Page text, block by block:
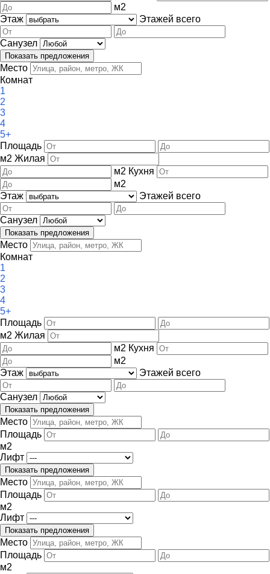
м2
Этаж
Этажей всего
Санузел
Место
Комнат
1
2
3
4
5+
Площадь
м2 Жилая
м2 Кухня
м2
Этаж
Этажей всего
Санузел
Место
Комнат
1
2
3
4
5+
Площадь
м2 Жилая
м2 Кухня
м2
Этаж
Этажей всего
Санузел
Место
Площадь
м2
Лифт
Место
Площадь
м2
Лифт
Место
Площадь
м2